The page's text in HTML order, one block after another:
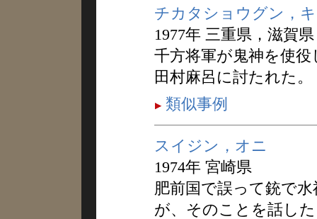
チカタショウグン，
1977年 三重県，滋賀県
千方将軍が鬼神を使
田村麻呂に討たれた。
類似事例
スイジン，オニ
1974年 宮崎県
肥前国で誤って銃で
が、そのことを話し